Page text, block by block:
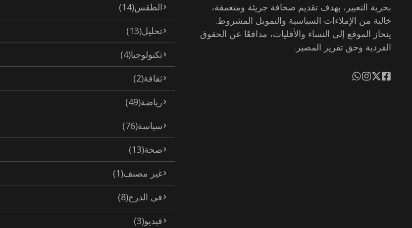
بحرية التعبير، بهدف تقديم صحافة جريئة ومتعمقة،
خالية من الإملاءات السياسية والتمويل المشروط.
ينحاز الموقع إلى النساء والأقليات، مدافعًا عن الحقوق
الفردية وحق تقرير المصير.
الطقس(14)
تحليل(13)
تكنولوجيا(4)
ثقافة(2)
رياضة(49)
سياسة(76)
صحة(13)
غير مصنف(1)
في الدرج(8)
فيديو(3)